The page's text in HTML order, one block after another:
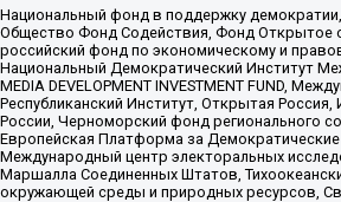
Национальный фонд в поддержку
Общество Фонд Содействия, Фонд Открытое
российский фонд по экономическому и
Национальный Демократический Институт
MEDIA DEVELOPMENT INVESTMENT FUND,
Республиканский Институт, Открытая
России, Черноморский фонд регионального
Европейская Платформа за
Международный центр электоральных
Маршалла Соединенных Штатов,
окружающей среды и природных ресурсов,